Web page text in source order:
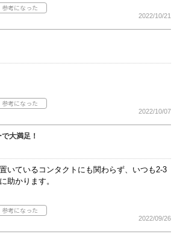
2022/10/21
2022/10/07
大満足！
いているコンタクトにも関わらず、いつも2-3
助かります。
2022/09/26